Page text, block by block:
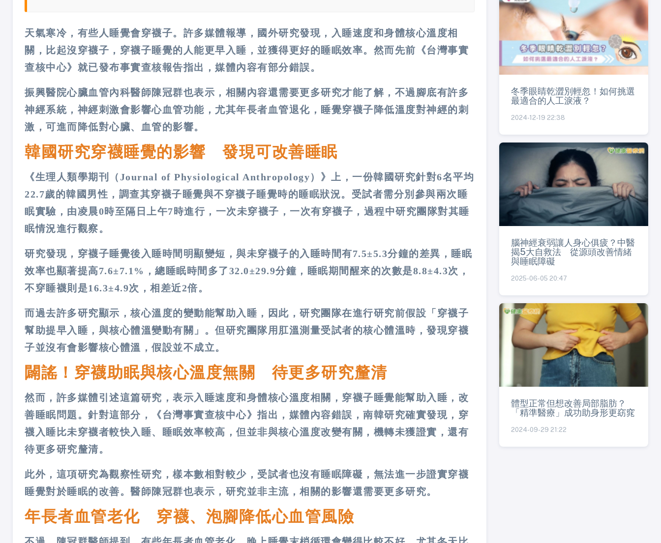
天氣寒冷，有些人睡覺會穿襪子。許多媒體報導，國外研究發現，入睡速度和身體核心溫度相
關，比起沒穿襪子，穿襪子睡覺的人能更早入睡，並獲得更好的睡眠效率。然而先前《台灣事實
查核中心》就已發布事實查核報告指出，媒體內容有部分錯誤。
振興醫院心臟血管內科醫師陳冠群也表示，相關內容還需要更多研究才能了解，不過腳底有許多
神經系統，神經刺激會影響心血管功能，尤其年長者血管退化，睡覺穿襪子降低溫度對神經的刺
激，可進而降低對心臟、血管的影響。
韓國研究穿襪睡覺的影響 發現可改善睡眠
《生理人類學期刊（Journal of Physiological Anthropology）》上，一份韓國研究針對6名平均
22.7歲的韓國男性，調查其穿襪子睡覺與不穿襪子睡覺時的睡眠狀況。受試者需分別參與兩次睡
眠實驗，由凌晨0時至隔日上午7時進行，一次未穿襪子，一次有穿襪子，過程中研究團隊對其睡
眠情況進行觀察。
研究發現，穿襪子睡覺後入睡時間明顯變短，與未穿襪子的入睡時間有7.5±5.3分鐘的差異，睡眠
效率也顯著提高7.6±7.1%，總睡眠時間多了32.0±29.9分鐘，睡眠期間醒來的次數是8.8±4.3次，
不穿睡襪則是16.3±4.9次，相差近2倍。
而過去許多研究顯示，核心溫度的變動能幫助入睡，因此，研究團隊在進行研究前假設「穿襪子
幫助提早入睡，與核心體溫變動有關」。但研究團隊用肛溫測量受試者的核心體溫時，發現穿襪
子並沒有會影響核心體溫，假設並不成立。
闢謠！穿襪助眠與核心溫度無關 待更多研究釐清
然而，許多媒體引述這篇研究，表示入睡速度和身體核心溫度相關，穿襪子睡覺能幫助入睡，改
善睡眠問題。針對這部分，《台灣事實查核中心》指出，媒體內容錯誤，南韓研究確實發現，穿
襪入睡比未穿襪者較快入睡、睡眠效率較高，但並非與核心溫度改變有關，機轉未獲證實，還有
待更多研究釐清。
此外，這項研究為觀察性研究，樣本數相對較少，受試者也沒有睡眠障礙，無法進一步證實穿襪
睡覺對於睡眠的改善。醫師陳冠群也表示，研究並非主流，相關的影響還需要更多研究。
年長者血管老化 穿襪、泡腳降低心血管風險
冬季眼睛乾澀別輕忽！如何挑選
最適合的人工淚液？
2024-12-19 22:38
腦神經衰弱讓人身心俱疲？中醫
揭5大自救法 從源頭改善情緒
與睡眠障礙
2025-06-05 20:47
體型正常但想改善局部脂肪？
「精準醫療」成功助身形更窈窕
2024-09-29 21:22